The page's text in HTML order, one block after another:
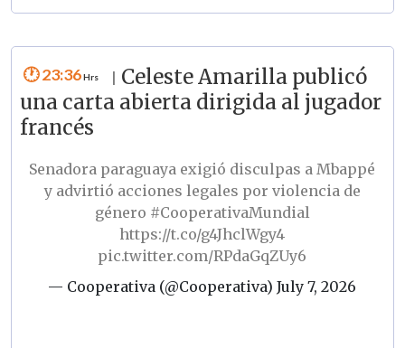
23:36
Celeste Amarilla publicó
una carta abierta dirigida al jugador
francés
Senadora paraguaya exigió disculpas a Mbappé
y advirtió acciones legales por violencia de
género #CooperativaMundial
https://t.co/g4JhclWgy4
pic.twitter.com/RPdaGqZUy6
— Cooperativa (@Cooperativa)July 7, 2026